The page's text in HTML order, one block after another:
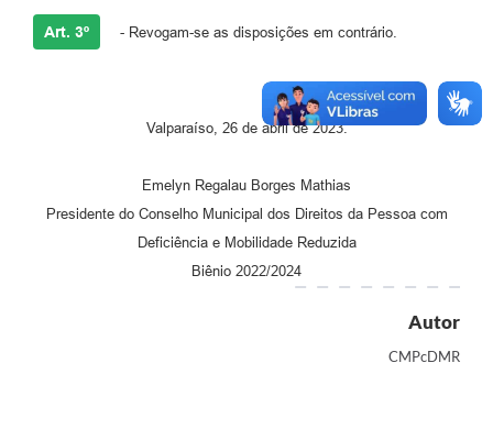
Art. 3º - Revogam-se as disposições em contrário.
Valparaíso, 26 de abril de 2023.
Emelyn Regalau Borges Mathias
Presidente do Conselho Municipal dos Direitos da Pessoa com
Deficiência e Mobilidade Reduzida
Biênio 2022/2024
Autor
CMPcDMR